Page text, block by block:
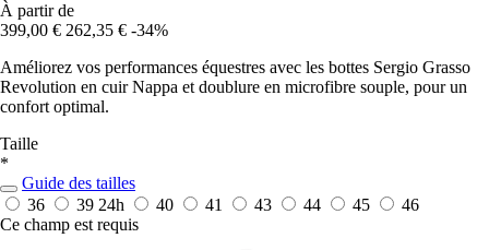
À partir de
399,00 € 262,35 € -34%
Améliorez vos performances équestres avec les bottes Sergio Grasso
Revolution en cuir Nappa et doublure en microfibre souple, pour un
confort optimal.
Taille
*
Guide des tailles
36
39 24h 40 41 43 44 45
46
Ce champ est requis